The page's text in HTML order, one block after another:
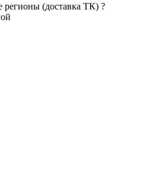
(доставка ТК) ?